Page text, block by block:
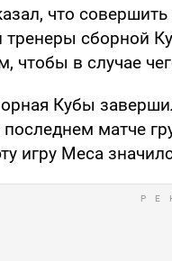
что
тренеры сборной
чтобы в случае
Кубы
последнем матче
игру Меса